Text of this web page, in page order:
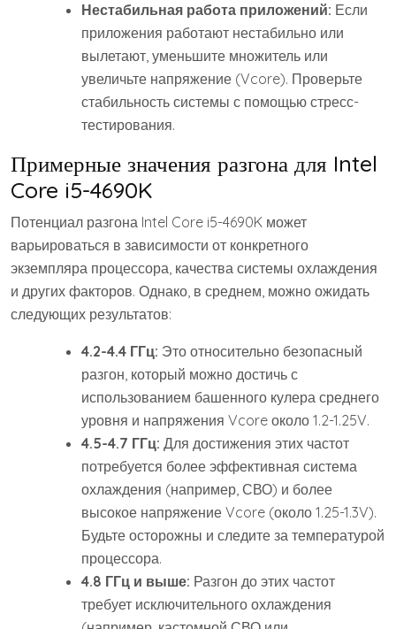
Нестабильная работа приложений: Если
приложения работают нестабильно или
вылетают, уменьшите множитель или
увеличьте напряжение (Vcore). Проверьте
стабильность системы с помощью стресс-
тестирования.
Примерные значения разгона для Intel
Core i5-4690K
Потенциал разгона Intel Core i5-4690K может
варьироваться в зависимости от конкретного
экземпляра процессора, качества системы охлаждения
и других факторов. Однако, в среднем, можно ожидать
следующих результатов:
4.2-4.4 ГГц: Это относительно безопасный
разгон, который можно достичь с
использованием башенного кулера среднего
уровня и напряжения Vcore около 1.2-1.25V.
4.5-4.7 ГГц: Для достижения этих частот
потребуется более эффективная система
охлаждения (например, СВО) и более
высокое напряжение Vcore (около 1.25-1.3V).
Будьте осторожны и следите за температурой
процессора.
4.8 ГГц и выше: Разгон до этих частот
требует исключительного охлаждения